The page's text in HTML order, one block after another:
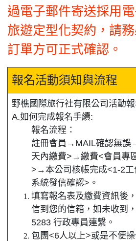
過電子郵件寄送採用
旅遊定型化契約，請務
訂單方可正式確認。
報名活動須知與流程
野樵國際旅行社有限公司活動
A.如何完成報名手續:
報名流程：
註冊會員→MAIL確認無誤
天內繳費>→繳費<會員專
>→本公司核帳完成<1-2
系統發信確認>。
填寫報名表及繳費資訊後
信到您的信箱，如未收到
5283 行政專員連繫。
包團<6人以上>或是不便